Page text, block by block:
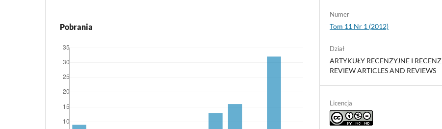
Pobrania
Numer
Tom 11 Nr 1 (2012)
Dział
ARTYKUŁY RECENZYJNE I
REVIEW ARTICLES AND REVIEWS
Licencja